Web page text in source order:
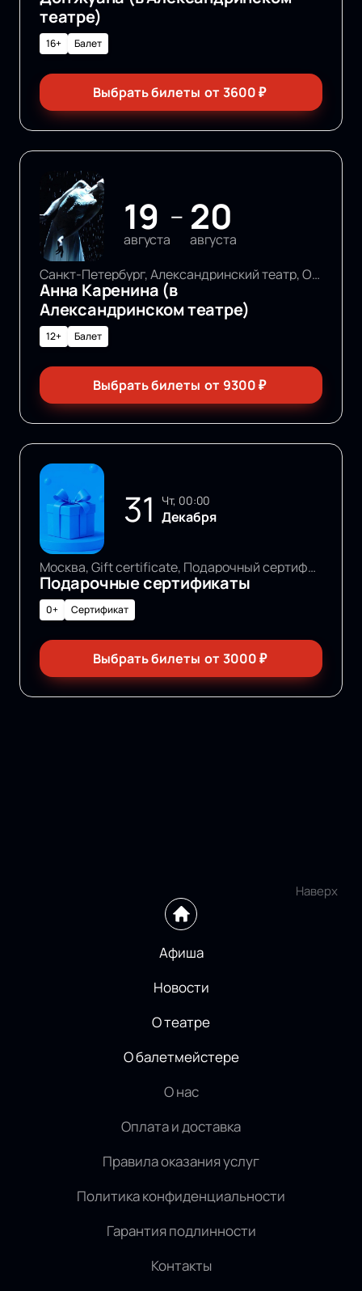
театре)
16+ Балет
Выбрать билеты от3600₽
19
августа
— 20
августа
Санкт-Петербург, Александринский театр, Основная сцена
Анна Каренина (в
Александринском театре)
12+ Балет
Выбрать билеты от 9300₽
31 чт, 00:00
Декабря
Москва, Gift certificate, Подарочный сертификат
Подарочные сертификаты
0+ Сертификат
Выбрать билеты от 3000₽
Наверх
Афиша
Новости
О театре
О балетмейстере
О нас
Оплата и доставка
Правила оказания услуг
Политика конфиденциальности
Гарантия подлинности
Контакты